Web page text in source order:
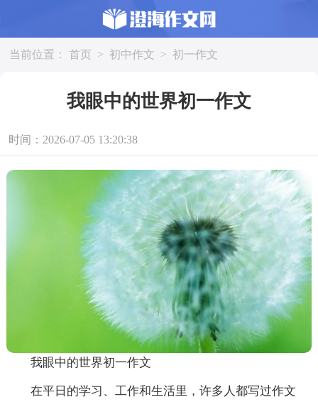
当前位置： 首页 > 初中作文 > 初一作文
我眼中的世界初一作文
时间：2026-07-05 13:20:38
我眼中的世界初一作文
在平日的学习、工作和生活里，许多人都写过作文